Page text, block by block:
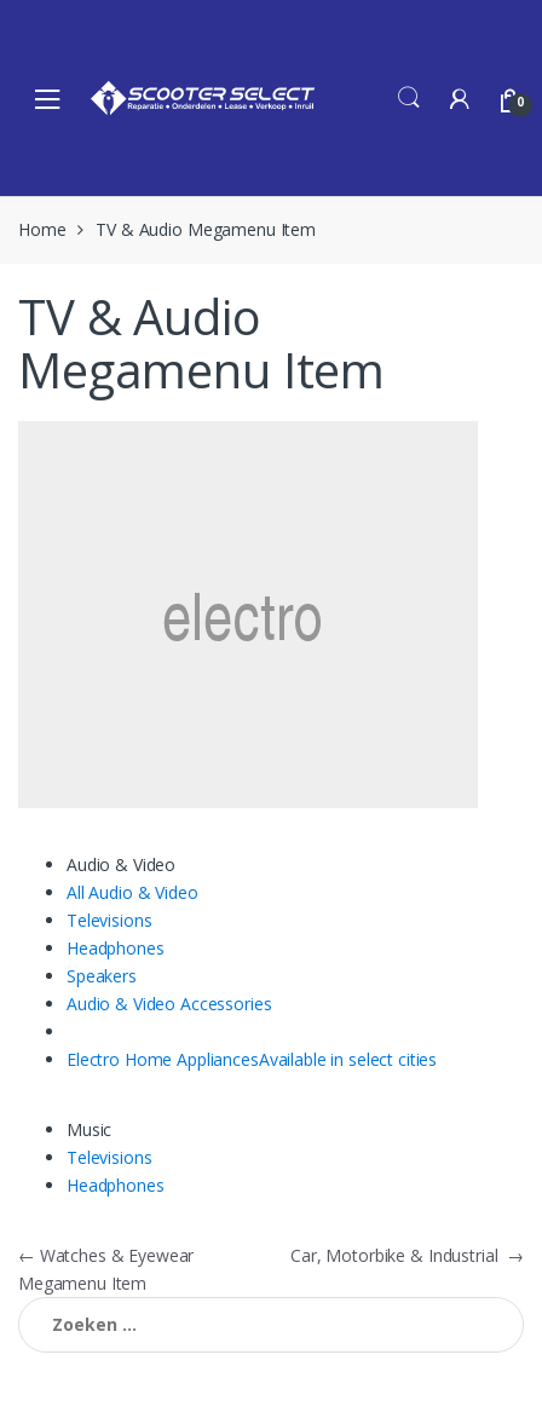
0
Home TV & Audio Megamenu Item
TV & Audio
Megamenu Item
Audio & Video
All Audio & Video
Televisions
Headphones
Speakers
Audio & Video Accessories
Electro Home AppliancesAvailable in select cities
Music
Televisions
Headphones
Bericht
navigatie
← Watches & Eyewear
Megamenu Item
Car, Motorbike & Industrial →
Zoeken
naar: